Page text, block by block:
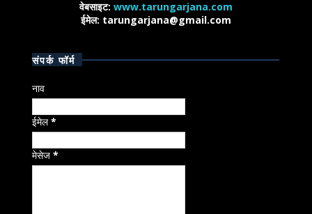
वेबसाइट: www.tarungarjana.com
ईमेल: tarungarjana@gmail.com
संपर्क फॉर्म
नाव
ईमेल*
मेसेज*